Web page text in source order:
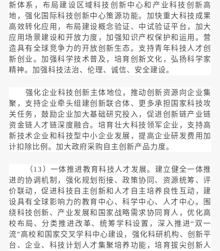
新体系，布局建设区域科技创新中心和产业科技创新高
地，强化国际科技创新中心策源功能。加快重大科技成果
高效转化应用，布局建设概念验证、中试验证平台，加大
应用场景建设和开放力度，加强知识产权保护和运用。营
造具有全球竞争力的开放创新生态。支持青年科技人才创
新创业。加强科学技术普及，培育创新文化，弘扬科学家
精神。加强科技法治、伦理、诚信、安全建设。
强化企业科技创新主体地位，推动创新资源向企业集
聚，支持企业牵头组建创新联合体、更多承担国家科技攻
关任务，鼓励企业加大基础研究投入，促进创新链产业链
资金链人才链深度融合。培育壮大科技领军企业，支持高
新技术企业和科技型中小企业发展，提高企业研发费用加
计扣除比例。加大政府采购自主创新产品力度。
（13）一体推进教育科技人才发展。建立健全一体推
进的协调机制，强化规划衔接、政策协同、资源统筹、评
价联动，促进科技自主创新和人才自主培养良性互动，建
设具有全球影响力的教育中心、科学中心、人才中心。围
绕科技创新、产业发展和国家战略需求协同育人，优化高
校布局、分类推进改革、统筹学科设置，深入推进“双一
流”高校和国家交叉学科中心建设，强化科研机构、创新平
台、企业、科技计划人才集聚培养功能，培育拔尖创新人